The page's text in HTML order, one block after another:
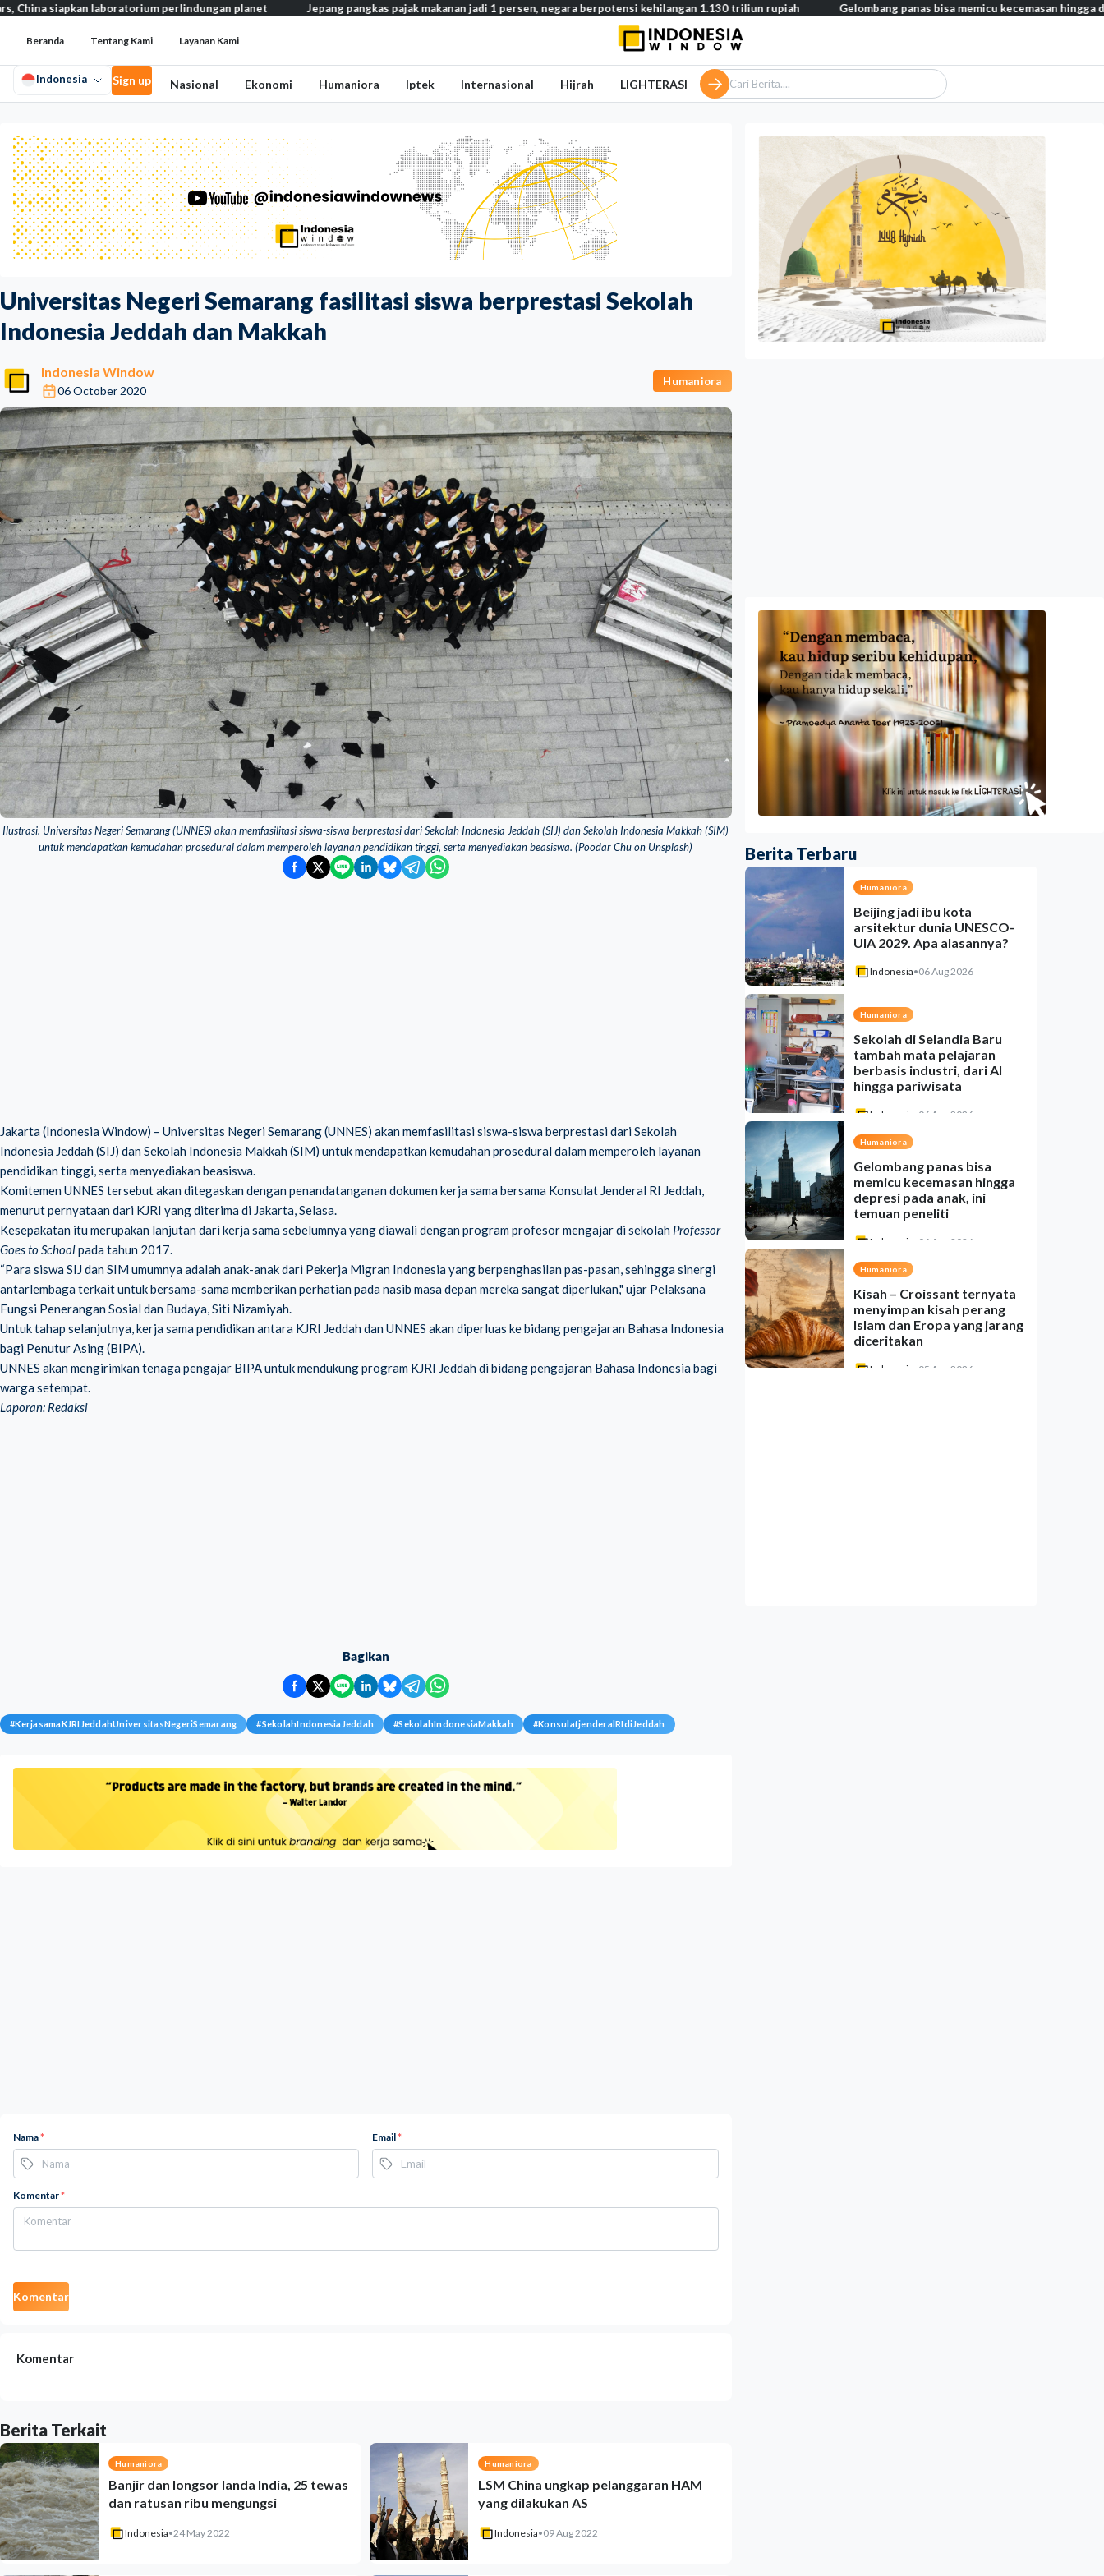
Universitas Negeri Semarang fasilitasi siswa berprestasi Sekolah
Indonesia Jeddah dan Makkah
Indonesia Window
06 October 2020
Humaniora
Ilustrasi. Universitas Negeri Semarang (UNNES) akan memfasilitasi siswa-siswa berprestasi dari Sekolah Indonesia Jeddah (SIJ) dan Sekolah Indonesia Makkah (SIM)
untuk mendapatkan kemudahan prosedural dalam memperoleh layanan pendidikan tinggi, serta menyediakan beasiswa. (Poodar Chu on Unsplash)
Jakarta (Indonesia Window) – Universitas Negeri Semarang (UNNES) akan memfasilitasi siswa-siswa berprestasi dari Sekolah
Indonesia Jeddah (SIJ) dan Sekolah Indonesia Makkah (SIM) untuk mendapatkan kemudahan prosedural dalam memperoleh layanan
pendidikan tinggi, serta menyediakan beasiswa.
Komitemen UNNES tersebut akan ditegaskan dengan penandatanganan dokumen kerja sama bersama Konsulat Jenderal RI Jeddah,
menurut pernyataan dari KJRI yang diterima di Jakarta, Selasa.
Kesepakatan itu merupakan lanjutan dari kerja sama sebelumnya yang diawali dengan program profesor mengajar di sekolah Professor
Goes to Schoolpada tahun 2017.
“Para siswa SIJ dan SIM umumnya adalah anak-anak dari Pekerja Migran Indonesia yang berpenghasilan pas-pasan, sehingga sinergi
antarlembaga terkait untuk bersama-sama memberikan perhatian pada nasib masa depan mereka sangat diperlukan," ujar Pelaksana
Fungsi Penerangan Sosial dan Budaya, Siti Nizamiyah.
Untuk tahap selanjutnya, kerja sama pendidikan antara KJRI Jeddah dan UNNES akan diperluas ke bidang pengajaran Bahasa Indonesia
bagi Penutur Asing (BIPA).
UNNES akan mengirimkan tenaga pengajar BIPA untuk mendukung program KJRI Jeddah di bidang pengajaran Bahasa Indonesia bagi
warga setempat.
Laporan: Redaksi
Bagikan
#KerjasamaKJRIJeddahUniversitasNegeriSemarang #SekolahIndonesiaJeddah #SekolahIndonesiaMakkah #KonsulatjenderalRIdiJeddah
Nama* Email*
Komentar*
Komentar
Komentar
Berita Terkait
Humaniora
Banjir dan longsor landa India, 25 tewas
dan ratusan ribu mengungsi
Indonesia•24 May 2022
Humaniora
LSM China ungkap pelanggaran HAM
yang dilakukan AS
Indonesia•09 Aug 2022
Berita Terbaru
Humaniora
Beijing jadi ibu kota
arsitektur dunia UNESCO-
UIA 2029. Apa alasannya?
Indonesia•06 Aug 2026
Humaniora
Sekolah di Selandia Baru
tambah mata pelajaran
berbasis industri, dari AI
hingga pariwisata
Indonesia 06 Aug 2026
Humaniora
Gelombang panas bisa
memicu kecemasan hingga
depresi pada anak, ini
temuan peneliti
Indonesia 06 Aug 2026
Humaniora
Kisah – Croissant ternyata
menyimpan kisah perang
Islam dan Eropa yang jarang
diceritakan
Indonesia 05 Aug 2026
laboratorium perlindungan planet Jepang pangkas pajak makanan jadi 1 persen, negara berpotensi kehilangan 1.130 triliun rupiah Gelombang panas bisa memicu kecemasan hingga depresi
Beranda Tentang Kami Layanan Kami
Indonesia Sign up Nasional Ekonomi Humaniora Iptek Internasional Hijrah LIGHTERASI